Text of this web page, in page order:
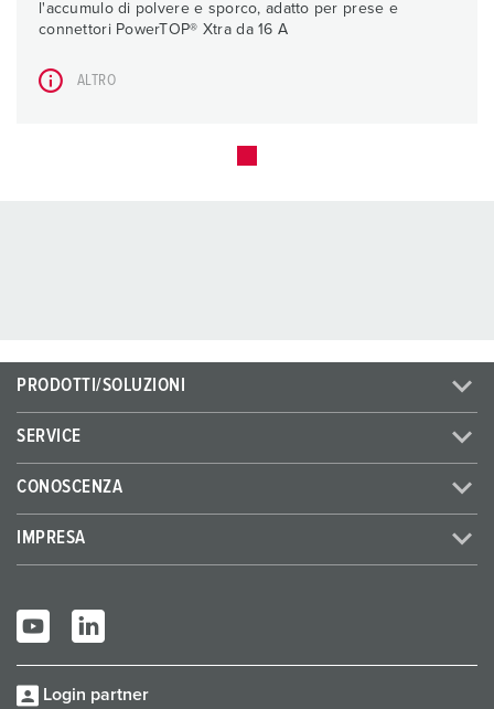
l'accumulo di polvere e sporco, adatto per prese e
connettori PowerTOP® Xtra da 16 A
ALTRO
PRODOTTI/SOLUZIONI
SERVICE
CONOSCENZA
IMPRESA
Login partner